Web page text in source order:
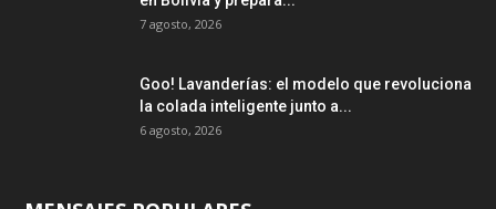
7 agosto, 2026
Goo! Lavanderías: el modelo que revoluciona
la colada inteligente junto a...
6 agosto, 2026